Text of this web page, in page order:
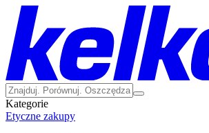
Kategorie
Etyczne zakupy